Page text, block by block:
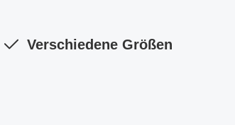
Verschiedene Größen